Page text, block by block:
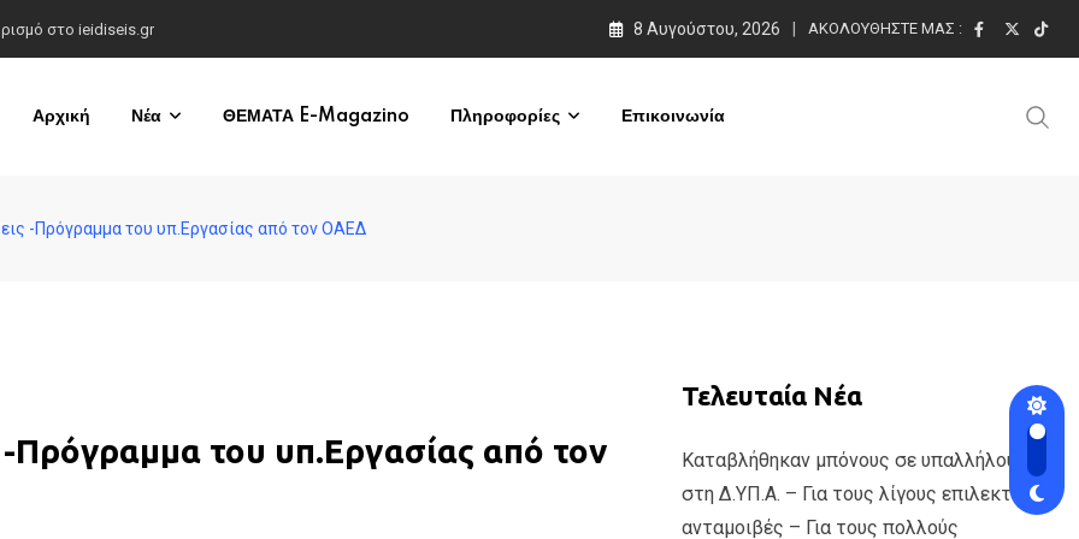
στο ieidiseis.gr 8 Αυγούστου, 2026 ΑΚΟΛΟΥΘΉΣΤΕ ΜΑΣ :
Αρχική Νέα ΘΕΜΑΤΑ E-Magazino Πληροφορίες Επικοινωνία
-Πρόγραμμα του υπ.Εργασίας από τον ΟΑΕΔ
-Πρόγραμμα του υπ.Εργασίας από τον
Τελευταία Νέα
Καταβλήθηκαν μπόνους σε υπαλλήλους
στη Δ.ΥΠ.Α. – Για τους λίγους επιλεκτικές
ανταμοιβές – Για τους πολλούς